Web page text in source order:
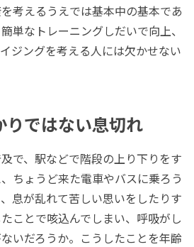
考えるうえでは基本中の基本であ
単なトレーニングしだいで向上、
ジングを考える人には欠かせない
りではない息切れ
で、駅などで階段の上り下りをす
ちょうど来た電車やバスに乗ろう
息が乱れて苦しい思いをしたりす
ことで咳込んでしまい、呼吸がし
いだろうか。こうしたことを年齢